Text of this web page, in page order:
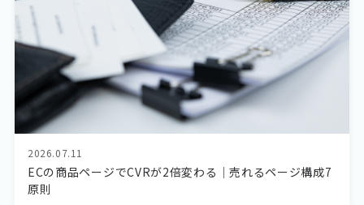
2026.07.11
ECの商品ページでCVRが2倍変わる｜売れるページ構成7
原則